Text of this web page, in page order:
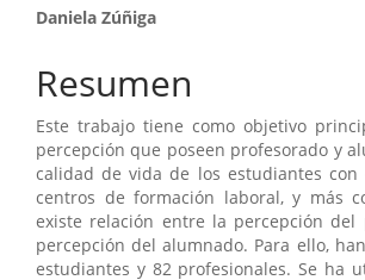
Daniela Zúñiga
Resumen
Este trabajo tiene como objetivo
percepción que poseen profesorado y
calidad de vida de los estudiantes con
centros de formación laboral, y más
existe relación entre la percepción del
percepción del alumnado. Para ello,
estudiantes y 82 profesionales. Se ha